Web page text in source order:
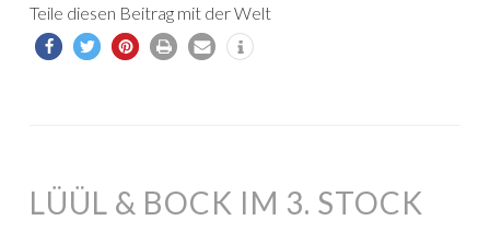
Teile diesen Beitrag mit der Welt
LÜÜL & BOCK IM 3. STOCK